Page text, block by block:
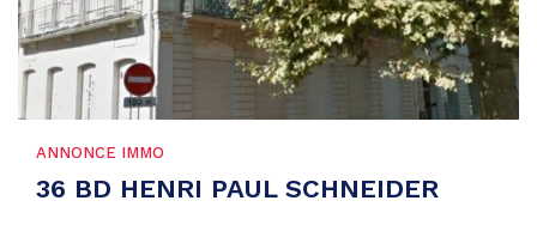
ANNONCE IMMO
36 BD HENRI PAUL SCHNEIDER